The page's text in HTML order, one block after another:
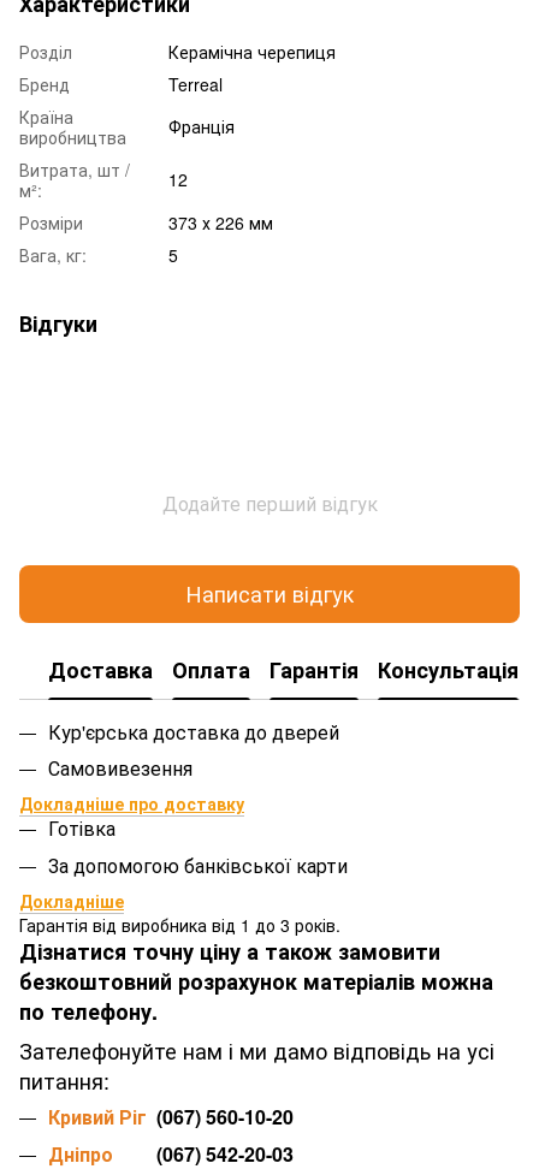
Розділ
Керамічна черепиця
Бренд
Terreal
Країна
виробництва
Франція
Витрата, шт /
м²:
12
Розміри
373 х 226 мм
Вага, кг:
5
Відгуки
Додайте перший відгук
Написати відгук
Доставка Оплата Гарантія Консультація
Кур'єрська доставка до дверей
Самовивезення
Докладніше про доставку
Готівка
За допомогою банківської карти
Докладніше
Гарантія від виробника від 1 до 3 років.
Дізнатися точну ціну а також замовити
безкоштовний розрахунок матеріалів можна
по телефону.
Зателефонуйте нам і ми дамо відповідь на усі
питання:
Кривий Ріг (067) 560-10-20
Дніпро (067) 542-20-03